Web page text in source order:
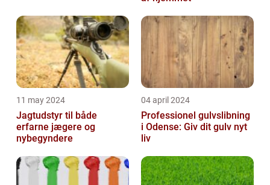
11 may 2024
Jagtudstyr til både
erfarne jægere og
nybegyndere
04 april 2024
Professionel gulvslibning
i Odense: Giv dit gulv nyt
liv